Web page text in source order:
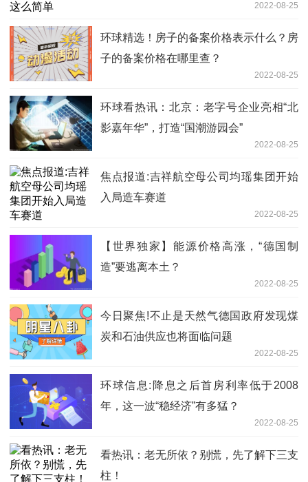
2022-08-25
环球精选！房子的备案价格表示什么？房
子的备案价格在哪里查？
2022-08-25
环球看热讯：北京：老字号企业亮相“北
影嘉年华”，打造“国潮游园会”
2022-08-25
焦点报道:吉祥航空母公司均瑶集团开始
入局造车赛道
2022-08-25
【世界独家】能源价格高涨，“德国制
造”要逃离本土？
2022-08-25
今日聚焦!不止是天然气德国政府发现煤
炭和石油供应也将面临问题
2022-08-25
环球信息:降息之后首房利率低于2008
年，这一波“稳经济”有多猛？
2022-08-25
看热讯：老无所依？别慌，先了解下三支
柱！